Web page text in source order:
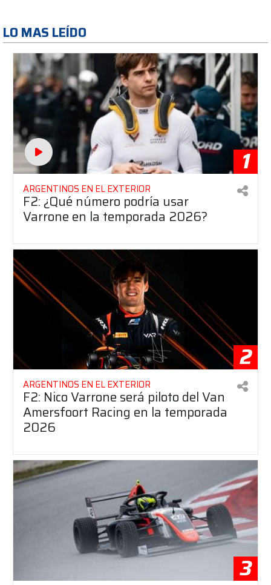
LO MAS LEÍDO
1
ARGENTINOS EN EL EXTERIOR
F2: ¿Qué número podría usar
Varrone en la temporada 2026?
2
ARGENTINOS EN EL EXTERIOR
F2: Nico Varrone será piloto del Van
Amersfoort Racing en la temporada
2026
3